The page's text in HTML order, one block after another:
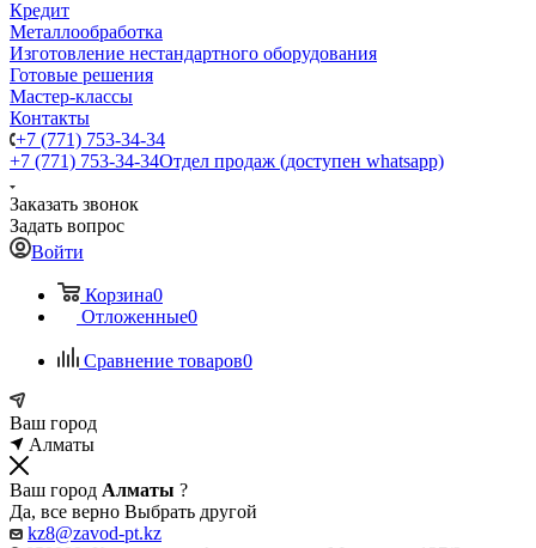
Кредит
Металлообработка
Изготовление нестандартного оборудования
Готовые решения
Мастер-классы
Контакты
+7 (771) 753-34-34
+7 (771) 753-34-34Отдел продаж (доступен whatsapp)
Заказать звонок
Задать вопрос
Войти
Корзина0
Отложенные0
Сравнение товаров0
Ваш город
Алматы
Ваш город Алматы ?
Да, все верно Выбрать другой
kz8@zavod-pt.kz